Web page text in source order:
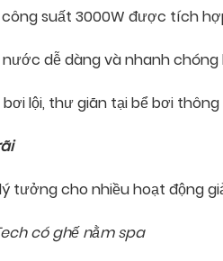
suất 3000W được tích
dễ dàng và nhanh
lội, thư giãn tại bể bơi
tưởng cho nhiều hoạt động
có ghế nằm spa